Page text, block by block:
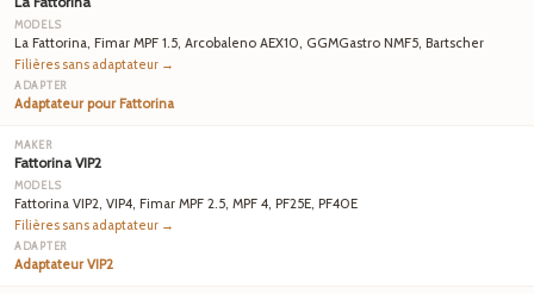
La Fattorina, Fimar MPF 1.5, Arcobaleno AEX10, GGMGastro NMF5, Bartscher
Filières sans adaptateur →
Adaptateur pour Fattorina
Fattorina VIP2
Fattorina VIP2, VIP4, Fimar MPF 2.5, MPF 4, PF25E, PF40E
Filières sans adaptateur →
Adaptateur VIP2